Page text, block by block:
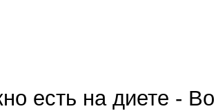
есть на диете -